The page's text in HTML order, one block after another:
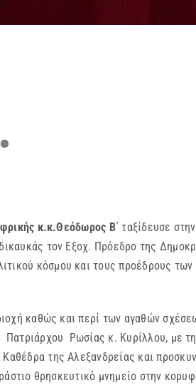
κ.κ.Θεόδωρος Β΄ ταξίδευσε
τον Εξοχ. Πρόεδρο της
κόσμου και τους προέδρους
καθώς και περί των αγαθών
Ρωσίας κ. Κυρίλλου, με
της Αλεξανδρείας και
θρησκευτικό μνημείο στην